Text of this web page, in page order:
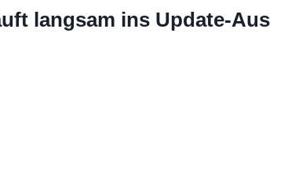
langsam ins Update-Aus